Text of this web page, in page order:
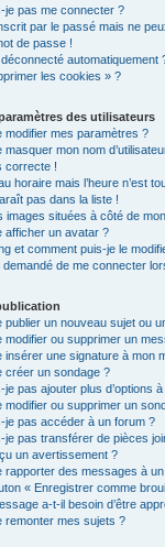
je pas me connecter ?
par le passé mais ne
de passe !
automatiquement
les cookies » ?
des utilisateurs
modifier mes paramètres ?
masquer mon nom
correcte !
horaire mais l’heure n’est
pas dans la liste !
images situées à côté de
afficher un avatar ?
et comment puis-je le
demandé de me connecter
publier un nouveau sujet ou
modifier ou supprimer un
insérer une signature à mon
créer un sondage ?
je pas ajouter plus d’options
modifier ou supprimer un
je pas accéder à un forum ?
je pas transférer de pièces
un avertissement ?
rapporter des messages à
« Enregistrer comme
a-t-il besoin d’être
remonter mes sujets ?